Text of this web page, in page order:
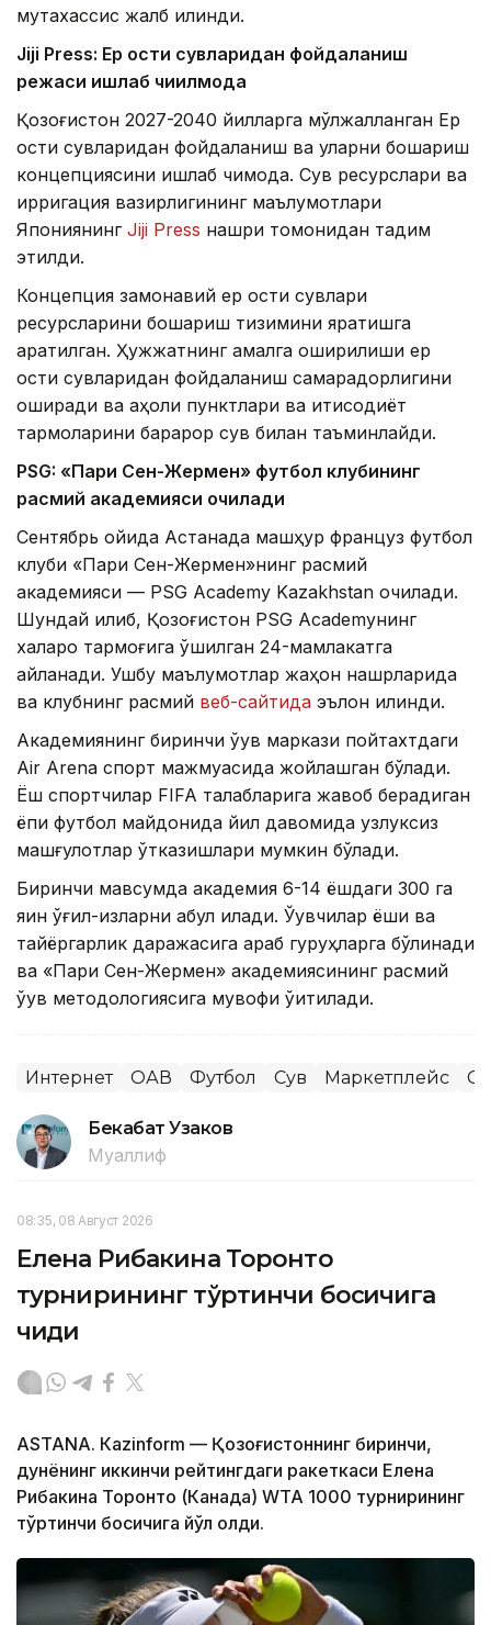
мутахассис жалб қилинди.
Jiji Press: Ер ости сувларидан фойдаланиш
режаси ишлаб чиқилмоқда
Қозоғистон 2027-2040 йилларга мўлжалланган Ер
ости сувларидан фойдаланиш ва уларни бошқариш
концепциясини ишлаб чиқмоқда. Сув ресурслари ва
ирригация вазирлигининг маълумотлари
Япониянинг Jiji Press нашри томонидан тақдим
этилди.
Концепция замонавий ер ости сувлари
ресурсларини бошқариш тизимини яратишга
қаратилган. Ҳужжатнинг амалга оширилиши ер
ости сувларидан фойдаланиш самарадорлигини
оширади ва аҳоли пунктлари ва иқтисодиёт
тармоқларини барқарор сув билан таъминлайди.
PSG: «Пари Сен-Жермен» футбол клубининг
расмий академияси очилади
Сентябрь ойида Астанада машҳур француз футбол
клуби «Пари Сен-Жермен»нинг расмий
академияси — PSG Academy Kazakhstan очилади.
Шундай қилиб, Қозоғистон PSG Academyнинг
халқаро тармоғига қўшилган 24-мамлакатга
айланади. Ушбу маълумотлар жаҳон нашрларида
ва клубнинг расмий веб-сайтида эълон қилинди.
Академиянинг биринчи ўқув маркази пойтахтдаги
Air Arena спорт мажмуасида жойлашган бўлади.
Ёш спортчилар FIFA талабларига жавоб берадиган
ёпиқ футбол майдонида йил давомида узлуксиз
машғулотлар ўтказишлари мумкин бўлади.
Биринчи мавсумда академия 6-14 ёшдаги 300 га
яқин ўғил-қизларни қабул қилади. Ўқувчилар ёши ва
тайёргарлик даражасига қараб гуруҳларга бўлинади
ва «Пари Сен-Жермен» академиясининг расмий
ўқув методологиясига мувофиқ ўқитилади.
Интернет ОАВ Футбол Сув Маркетплейс
Бекабат Узаков
Муаллиф
08:35, 08 Август 2026
Елена Рибакина Торонто
турнирининг тўртинчи босқичига
чиқди
ASTANА. Кazinform — Қозоғистоннинг биринчи,
дунёнинг иккинчи рейтингдаги ракеткаси Елена
Рибакина Торонто (Канада) WТА 1000 турнирининг
тўртинчи босқичига йўл олди.